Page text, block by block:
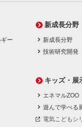
ー
新成長分野
新成長分野
技術研究開発
キッズ・展
エネマルZOO
遊んで学べる
電気こどもシ